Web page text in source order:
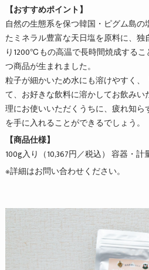
【おすすめポイント】
自然の生態系を保つ韓国・ピグム島
たミネラル豊富な天日塩を原料に、独
り1200℃もの高温で長時間焼成する
つ商品が生まれました。
粒子が細かいため水にも溶けやすく、
て、お好きな飲料に溶かしてお飲み
理にお使いいただくうちに、疲れ知ら
を手に入れることができるでしょう。
【商品仕様】
100g入り（10,367円／税込） 容器・計
※詳細はお問い合わせください。